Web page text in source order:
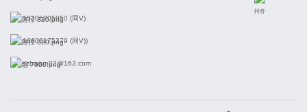
15306205950 (同V)
16606175379 (同V))
szhaijun02@163.com
抖音